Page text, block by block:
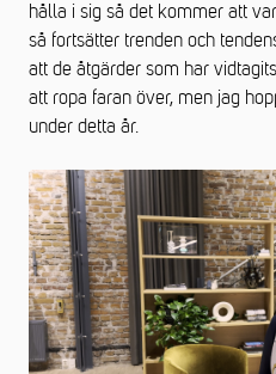
hålla i sig så det kommer att
så fortsätter trenden och
att de åtgärder som har
att ropa faran över, men jag
under detta år.